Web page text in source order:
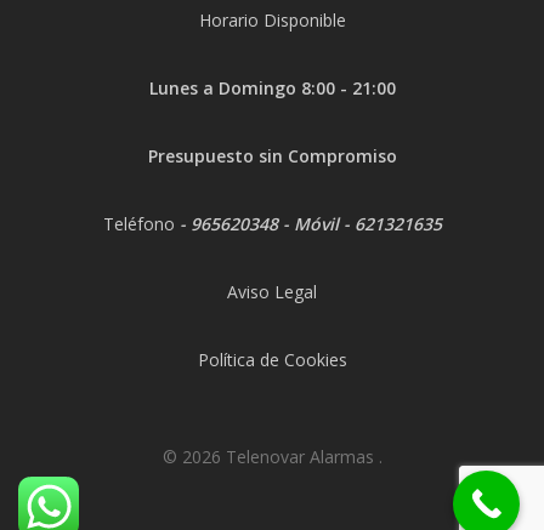
Horario Disponible
Lunes a Domingo 8:00 - 21:00
Presupuesto sin Compromiso
Teléfono - 965620348- Móvil - 621321635
Aviso Legal
Política de Cookies
© 2026 Telenovar Alarmas .